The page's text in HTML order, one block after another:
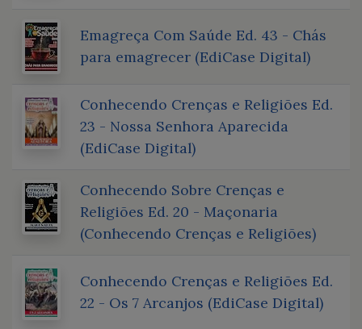
Emagreça Com Saúde Ed. 43 - Chás
para emagrecer (EdiCase Digital)
Conhecendo Crenças e Religiões Ed.
23 - Nossa Senhora Aparecida
(EdiCase Digital)
Conhecendo Sobre Crenças e
Religiões Ed. 20 - Maçonaria
(Conhecendo Crenças e Religiões)
Conhecendo Crenças e Religiões Ed.
22 - Os 7 Arcanjos (EdiCase Digital)